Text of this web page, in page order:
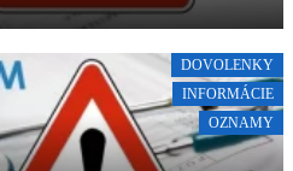
DOVOLENKY
INFORMÁCIE
OZNAMY